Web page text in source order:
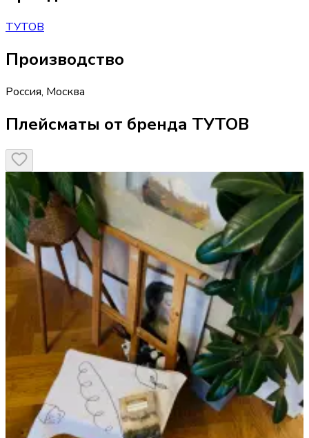
ТУТОВ
Производство
Россия, Москва
Плейсматы от бренда ТУТОВ